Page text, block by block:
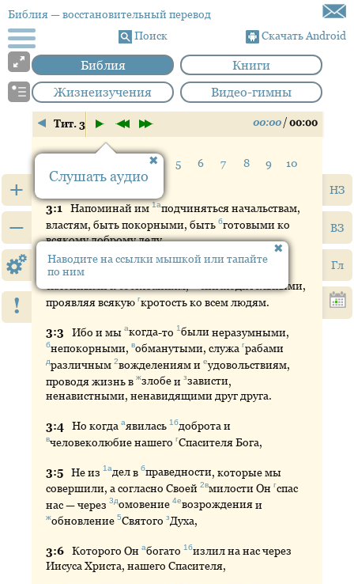
Библия— восстановительный перевод
Поиск
Скачать Android
Библия
Книги
Жизнеизучения
Видео-гимны
+
–
!
НЗ
ВЗ
Гл
Тит. 3 00:00 / 00:00
4 5 6 7 8 9
10
11
12 13 14 15
3:1 Напоминай им1аподчинятьсяначальствам,
властям, быть покорными, бытьбготовыми ко
всякому доброму делу,
3:2 Ни
снисходительными,
проявляя всякуюгкротостько всем людям.
3:3 Ибо и мыакогда-то1были неразумными,
бнепокорными,вобманутыми, служаграбами
дразличным 2вожделениямиеудовольствиям,
проводя жизнь вжзлобеиззависти
ненавистными, ненавидящими друг друга.
3:4 Но когдааявилась 1бдоброта и
вчеловеколюбиенашегогСпасителяБога,
3:5 Неиз1аделвбправедности , которые мы
совершили, а согласно Своей2вмилости Онгспас
нас — через3домовение 4евозрожденияи
жобновление 5Святого зДуха,
3:6 Которого Онабогато 1бизлилна нас через
Иисуса Христа, нашего Спасителя,
Слушать аудио
Наводите на ссылки мышкой или тапайте
по ним